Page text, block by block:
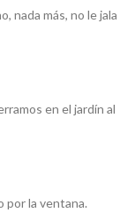
nada más, no le jala
en el jardín al
por la ventana.